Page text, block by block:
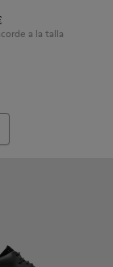
a la talla